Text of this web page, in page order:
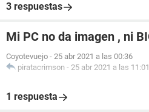
3 respuestas
Mi PC no da imagen , ni
Coyotevuejo - 25 abr 2021 a las 00:36
piratacrimson - 25 abr 2021 a las 11:01
1 respuesta